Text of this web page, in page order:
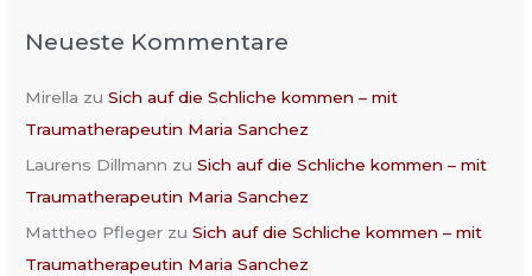
Neueste Kommentare
Mirella zuSich auf die Schliche kommen – mit
Traumatherapeutin Maria Sanchez
Laurens Dillmann zuSich auf die Schliche kommen – mit
Traumatherapeutin Maria Sanchez
Mattheo Pfleger zuSich auf die Schliche kommen – mit
Traumatherapeutin Maria Sanchez